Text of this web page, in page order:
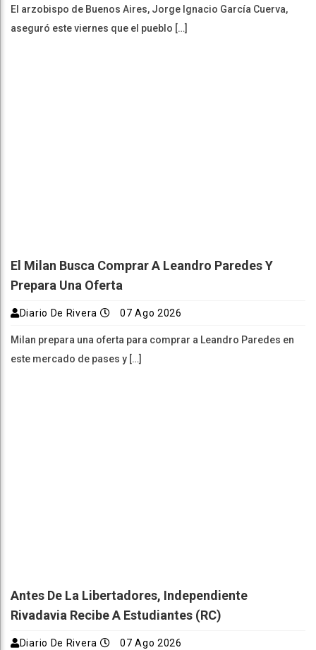
El arzobispo de Buenos Aires, Jorge Ignacio García Cuerva,
aseguró este viernes que el pueblo […]
El Milan Busca Comprar A Leandro Paredes Y
Prepara Una Oferta
Diario De Rivera 07 Ago 2026
Milan prepara una oferta para comprar a Leandro Paredes en
este mercado de pases y […]
Antes De La Libertadores, Independiente
Rivadavia Recibe A Estudiantes (RC)
Diario De Rivera 07 Ago 2026